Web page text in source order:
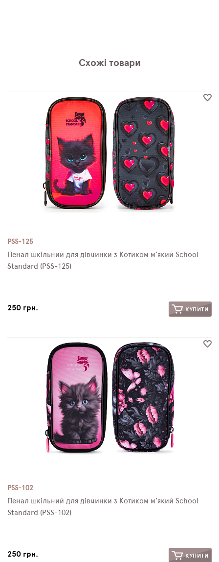
Схожі товари
PSS-125
Пенал шкільний для дівчинки з Котиком м'який School
Standard (PSS-125)
250 грн. КУПИТИ
PSS-102
Пенал шкільний для дівчинки з Котиком м'який School
Standard (PSS-102)
250 грн. КУПИТИ